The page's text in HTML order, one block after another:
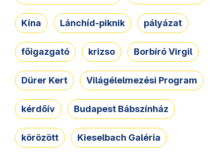
Kína Lánchíd-piknik pályázat
főigazgató krizso Borbíró Virgil
Dürer Kert Világélelmezési Program
kérdőív Budapest Bábszínház
körözött Kieselbach Galéria